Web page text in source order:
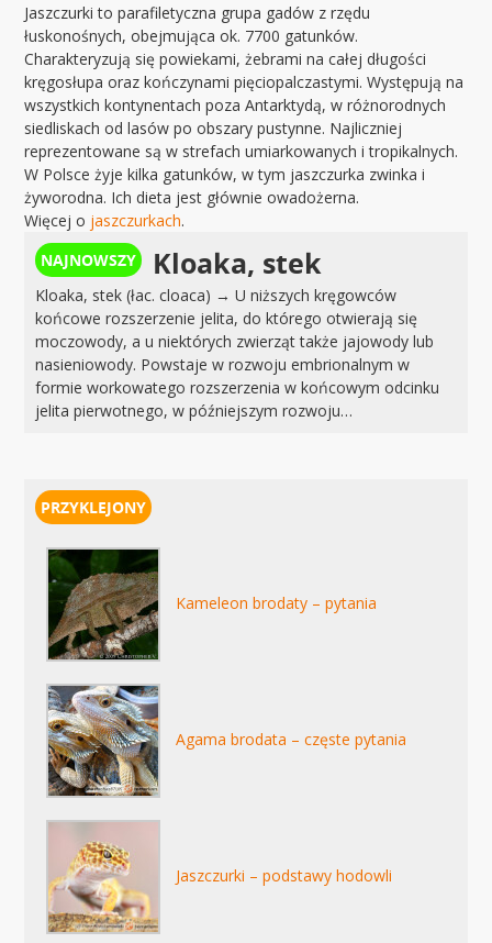
Jaszczurki to parafiletyczna grupa gadów z rzędu
łuskonośnych, obejmująca ok. 7700 gatunków.
Charakteryzują się powiekami, żebrami na całej długości
kręgosłupa oraz kończynami pięciopalczastymi. Występują na
wszystkich kontynentach poza Antarktydą, w różnorodnych
siedliskach od lasów po obszary pustynne. Najliczniej
reprezentowane są w strefach umiarkowanych i tropikalnych.
W Polsce żyje kilka gatunków, w tym jaszczurka zwinka i
żyworodna. Ich dieta jest głównie owadożerna.
Więcej o jaszczurkach.
Kloaka, stek
Kloaka, stek (łac. cloaca) → U niższych kręgowców
końcowe rozszerzenie jelita, do którego otwierają się
moczowody, a u niektórych zwierząt także jajowody lub
nasieniowody. Powstaje w rozwoju embrionalnym w
formie workowatego rozszerzenia w końcowym odcinku
jelita pierwotnego, w późniejszym rozwoju…
Kameleon brodaty – pytania
Agama brodata – częste pytania
Jaszczurki – podstawy hodowli